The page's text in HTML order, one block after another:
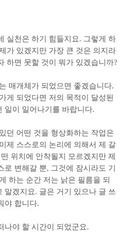
실천은 하기 힘들지요. 그렇게 하
가 있겠지만 가장 큰 것은 의지라
하면 못할 것이 뭐가 있겠습니까?
매개체가 되었으면 좋겠습니다.
게 되었다면 저의 목적이 달성된
일이 일어나기를 바랍니다.
던 어떤 것을 형상화하는 작업은
제 스스로의 논리에 의해서 제 갈
위치에 안착될지 모르겠지만 제
변해갈 뿐, 그것에 잠시라도 기
하는 순간 저는 낡은 필름을 되
말겠지요. 글은 거기 있으나 글 쓰
야 합니다.
나야 할 시간이 되었군요.